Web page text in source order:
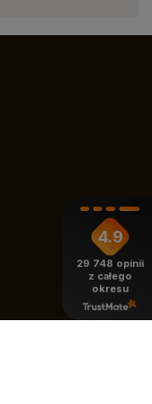
4.9
29 748 opinii
z całego
okresu